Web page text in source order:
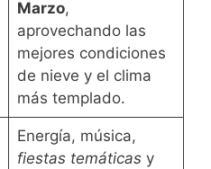
Marzo,
aprovechando las
mejores condiciones
de nieve y el clima
más templado.
Energía, música,
fiestas temáticasy